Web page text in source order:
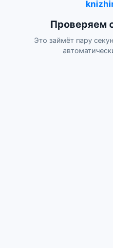
Проверяем
Это займёт пару